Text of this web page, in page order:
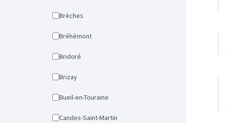
Brèches
Bréhémont
Bridoré
Brizay
Bueil-en-Touraine
Candes-Saint-Martin